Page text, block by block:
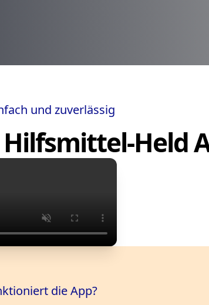
und zuverlässig
Held
die App?